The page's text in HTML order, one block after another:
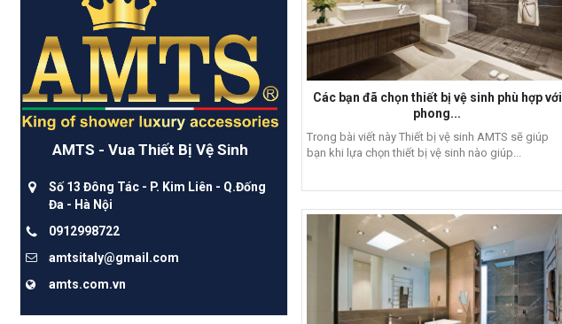
AMTS - Vua Thiết Bị Vệ Sinh
Số 13 Đông Tác - P. Kim Liên - Q.Đống
Đa - Hà Nội
0912998722
amtsitaly@gmail.com
amts.com.vn
Các bạn đã chọn thiết bị vệ sinh phù hợp với
phong...
Trong bài viết này Thiết bị vệ sinh AMTS sẽ giúp
bạn khi lựa chọn thiết bị vệ sinh nào giúp...